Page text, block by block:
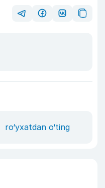
ro‘yxatdan o‘ting